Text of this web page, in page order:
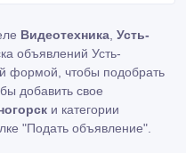
Видеотехника Усть-
объявлений Усть-
формой, чтобы подобрать
добавить свое
и категории
"Подать объявление"